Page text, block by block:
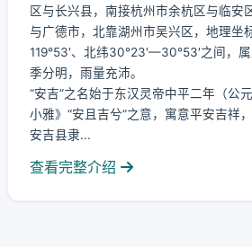
区与长兴县，南接杭州市余杭区与临安
与广德市，北靠湖州市吴兴区，地理坐
119°53′、北纬30°23′—30°53′之间，
季分明，雨量充沛。
“安吉”之名始于东汉灵帝中平二年（公
小雅》“安且吉兮”之意，寓意平安吉祥
安吉县隶...
查看完整介绍